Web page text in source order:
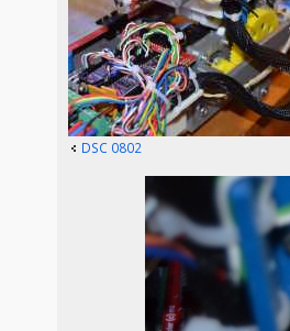
DSC 0802